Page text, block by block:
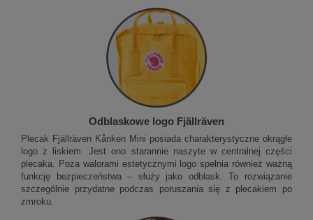
Odblaskowe logo Fjällräven
Plecak Fjällräven Kånken Mini posiada charakterystyczne okrągłe
logo z liskiem. Jest ono starannie naszyte w centralnej części
plecaka. Poza walorami estetycznymi logo spełnia również ważną
funkcję bezpieczeństwa – służy jako odblask. To rozwiązanie
szczególnie przydatne podczas poruszania się z plecakiem po
zmroku.